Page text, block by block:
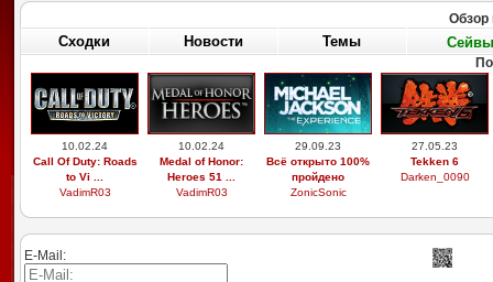
Обзор
Сходки Новости Темы Сейвы
29.03.26
Выдающиеся
звери, легоси ...
M9xxsi
19.02.26
Бугатти вейрон
возле реки
iosifreshetnik
01.01.26
saab 9-5 универсал
aero
saabinside
01.01.26
saab 9-5 универсал
снег
E-Mail: